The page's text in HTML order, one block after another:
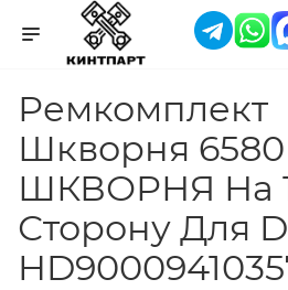
Ремкомплект
Шкворня
ШКВОРНЯ На
Сторону Для